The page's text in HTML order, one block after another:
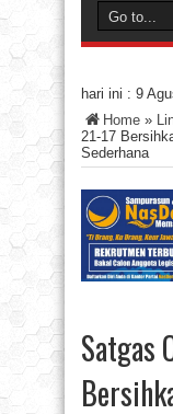
hari ini : 9
Home »
21-17
Sederhana
Satgas